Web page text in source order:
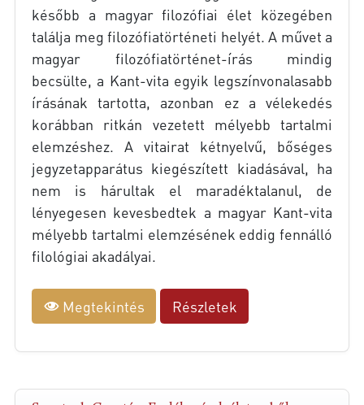
később a magyar filozófiai élet közegében
találja meg filozófiatörténeti helyét. A művet a
magyar filozófiatörténet-írás mindig
becsülte, a Kant-vita egyik legszínvonalasabb
írásának tartotta, azonban ez a vélekedés
korábban ritkán vezetett mélyebb tartalmi
elemzéshez. A vitairat kétnyelvű, bőséges
jegyzetapparátus kiegészített kiadásával, ha
nem is hárultak el maradéktalanul, de
lényegesen kevesbedtek a magyar Kant-vita
mélyebb tartalmi elemzésének eddig fennálló
filológiai akadályai.
Megtekintés Részletek